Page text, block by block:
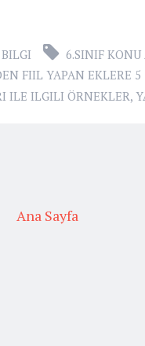
6.SINIF
FIIL YAPAN EKLERE
ILE ILGILI ÖRNEKLER,
Ana Sayfa